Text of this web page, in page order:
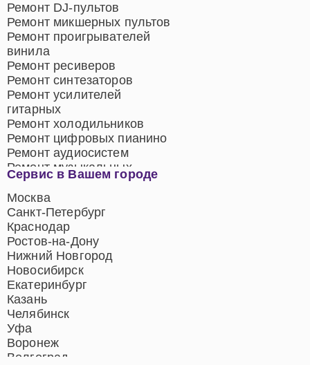
Сервис в Вашем городе
Москва
Санкт-Петербург
Краснодар
Ростов-на-Дону
Нижний Новгород
Новосибирск
Екатеринбург
Казань
Челябинск
Уфа
Воронеж
Волгоград
Ремонт DJ-пультов
Ремонт микшерных пультов
Ремонт проигрывателей
винила
Ремонт ресиверов
Ремонт синтезаторов
Ремонт усилителей
гитарных
Ремонт холодильников
Ремонт цифровых пианино
Ремонт аудиосистем
Ремонт музыкальных
центров
Ремонт домашних
кинотеатров
Ремонт микрофонов
Ремонт акустических
систем